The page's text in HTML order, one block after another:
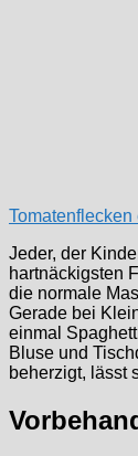
Tomatenflecken
Jeder, der
hartnäckigsten
die normale
Gerade bei
einmal
Bluse und
beherzigt, lässt